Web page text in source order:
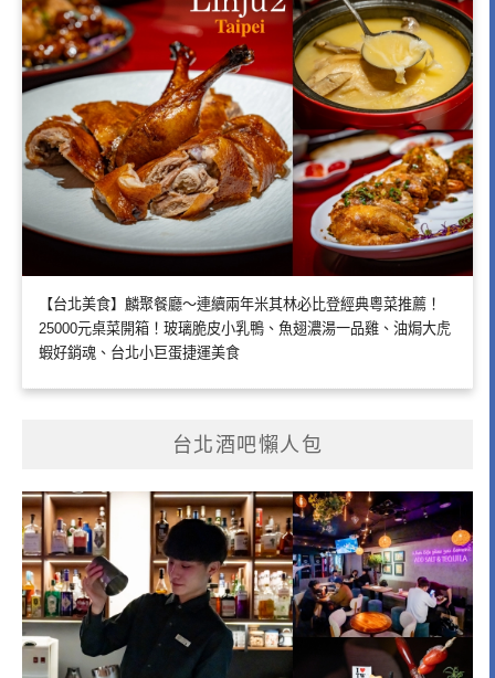
【台北美食】麟聚餐廳～連續兩年米其林必比登經典粵菜推薦！
25000元桌菜開箱！玻璃脆皮小乳鴨、魚翅濃湯一品雞、油焗大虎
蝦好銷魂、台北小巨蛋捷運美食
台北酒吧懶人包